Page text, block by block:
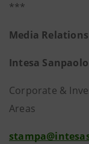
***
Media Relations
Intesa Sanpaolo
Corporate &
Areas